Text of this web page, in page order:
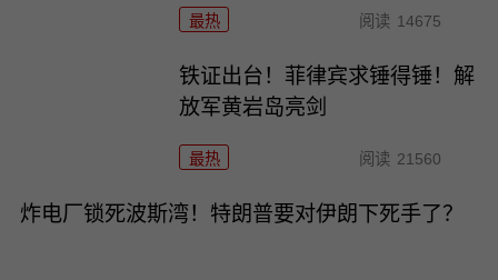
最热 阅读 14675
铁证出台！菲律宾求锤得锤！解
放军黄岩岛亮剑
最热 阅读 21560
炸电厂锁死波斯湾！特朗普要对伊朗下死手了？